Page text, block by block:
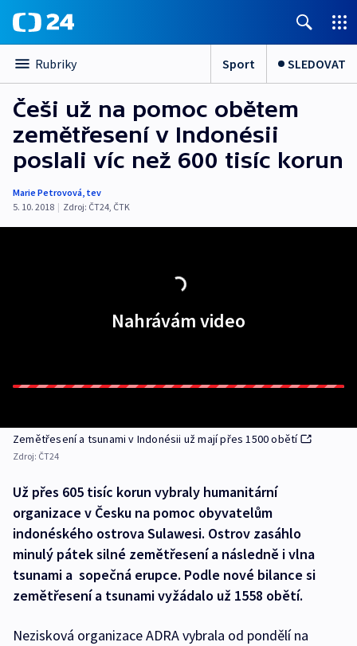
Rubriky Sport SLEDOVAT
Češi už na pomoc obětem
zemětřesení v Indonésii
poslali víc než 600 tisíc korun
Marie Petrovová, tev
5. 10. 2018 | Zdroj: ČT24, ČTK
Nahrávám video
Zemětřesení a tsunami v Indonésii už mají přes 1500 obětí
Zdroj: ČT24
Už přes 605 tisíc korun vybraly humanitární
organizace v Česku na pomoc obyvatelům
indonéského ostrova Sulawesi. Ostrov zasáhlo
minulý pátek silné zemětřesení a následně i vlna
tsunami a sopečná erupce. Podle nové bilance si
zemětřesení a tsunami vyžádalo už 1558 obětí.
Nezisková organizace ADRA vybrala od pondělí na